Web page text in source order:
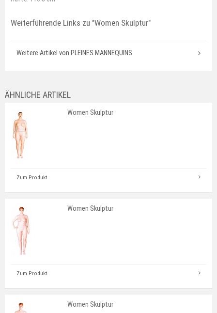
Weiterführende Links zu "Women Skulptur"
Weitere Artikel von PLEINES MANNEQUINS
ÄHNLICHE ARTIKEL
Women Skulptur
Zum Produkt
Women Skulptur
Zum Produkt
Women Skulptur